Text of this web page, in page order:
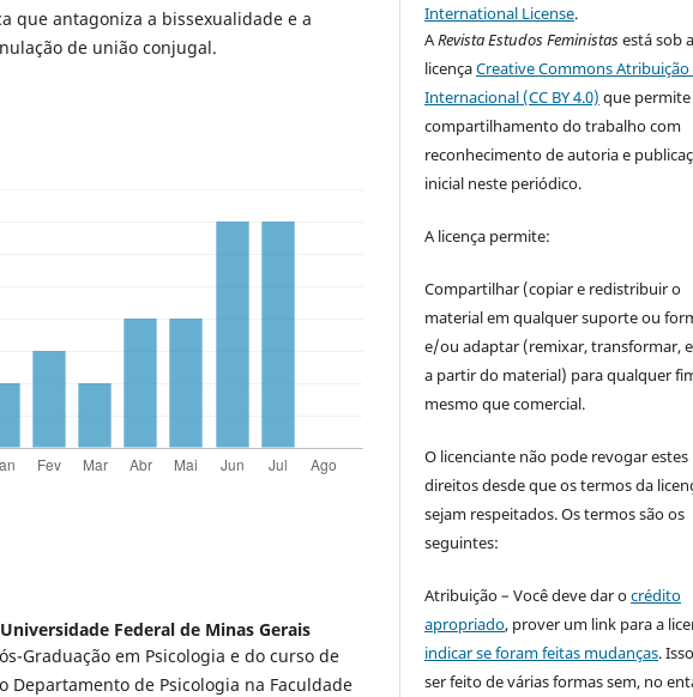
que antagoniza a bissexualidade e a
de união conjugal.
Universidade Federal de Minas Gerais
Graduação em Psicologia e do curso de
Departamento de Psicologia na Faculdade
International License.
ARevista Estudos Feministasestá sob a
licençaCreative Commons Atribuição
Internacional (CC BY 4.0) que
compartilhamento do trabalho com
reconhecimento de autoria e
inicial neste periódico.
A licença permite:
Compartilhar (copiar e redistribuir o
material em qualquer suporte ou
e/ou adaptar (remixar, transformar,
a partir do material) para qualquer
mesmo que comercial.
O licenciante não pode revogar estes
direitos desde que os termos da
sejam respeitados. Os termos são os
seguintes:
Atribuição – Você deve dar ocrédito
apropriado, prover um link para a
indicar se foram feitas mudanças.
ser feito de várias formas sem, no